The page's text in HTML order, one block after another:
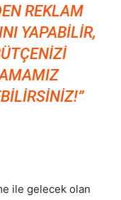
REKLAM
YAPABILIR,
ile gelecek olan